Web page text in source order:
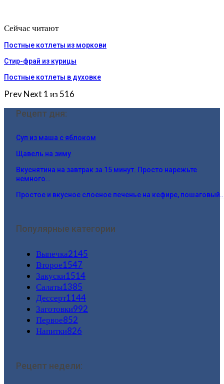
Сейчас читают
Постные котлеты из моркови
Стир-фрай из курицы
Постные котлеты в духовке
PrevNext 1 из 516
Рецепт дня:
Суп из маша с яблоком
Щавель на зиму
Вкуснятина на завтрак за 15 минут. Просто нарежьте
немного…
Простое и вкусное слоеное печенье на кефире,
Популярные категории
Выпечка2145
Второе1547
Закуски1514
Салаты1385
Дессерт1144
Заготовки992
Первое852
Напитки826
Рецепт недели: